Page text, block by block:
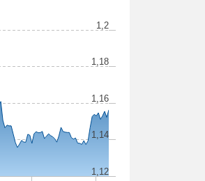
1,12
1,14
1,16
1,18
1,2